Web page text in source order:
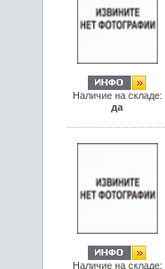
Наличие на складе:
да
Наличие на складе: